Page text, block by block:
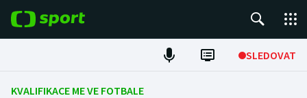
SLEDOVAT
Fotbal
KVALIFIKACE ME VE FOTBALE